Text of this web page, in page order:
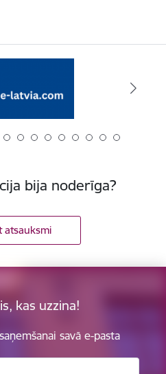
bija noderīga?
atsauksmi
kas uzzina!
savā e-pasta